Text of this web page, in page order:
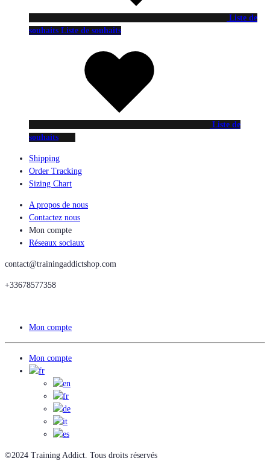
Liste de
souhaits Liste de souhaits
Liste de
souhaits
Shipping
Order Tracking
Sizing Chart
A propos de nous
Contactez nous
Mon compte
Réseaux sociaux
contact@trainingaddictshop.com
+33678577358
Mon compte
Mon compte
©2024 Training Addict. Tous droits réservés